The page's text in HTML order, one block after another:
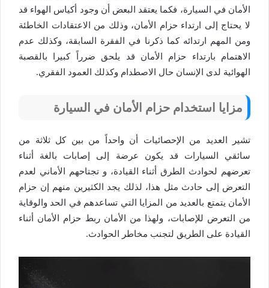
الأمان في السيارة، فكما يعتقد البعض أن وجود أكياس الهواء قد
لا يحتاج إلى ارتداء حزام الأمان، وذلك من الاعتقادات الخاطئة
ومن المهم ارتدائه كما ذكرنا في الفقرة السابقة، وكذلك عدم
الاهتمام بارتداء حزام الأمان قد يلحق ضرراً كبيرا بالقصبة
الهوائية لدى الإنسان حال الاصطدام وكذلك العمود الفقري.
مزايا استخدام حزام الأمان في السيارة
تشير العديد من الإحصائيات أن واحداً من بين كل ثلاثة من
سائقي السيارات قد يكون عرضة إلى إصابات بالغة أثناء
تعرضهم لحوادث الطرق أثناء القيادة، و تجتاحهم الأماني لعدم
التعرض إلى حادث مثل هذا، لذلك يجد الكثيرين منهم إن حزام
الأمان يتمتع بالعديد من المزايا التي تساعدهم في الحد والوقاية
من التعرض للإصابات، ولهذا من الأمان ربط حزام الأمان أثناء
القيادة على الطريق لتجنب مخاطر الحوادث.